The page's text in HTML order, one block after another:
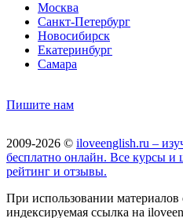
Москва
Санкт-Петербург
Новосибирск
Екатеринбург
Самара
Пишите нам
2009-2026 © iloveenglish.ru –
бесплатно онлайн. Все курсы и
рейтинг и отзывы.
При использовании материалов
индексируемая ссылка на